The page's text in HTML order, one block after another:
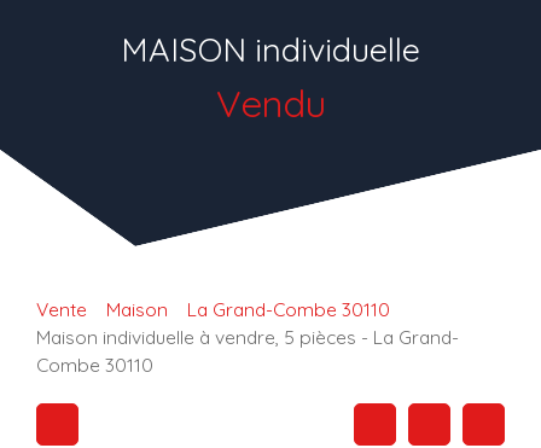
MAISON individuelle
Vendu
Vente Maison
La Grand-Combe 30110
Maison individuelle à vendre, 5 pièces - La Grand-
Combe 30110